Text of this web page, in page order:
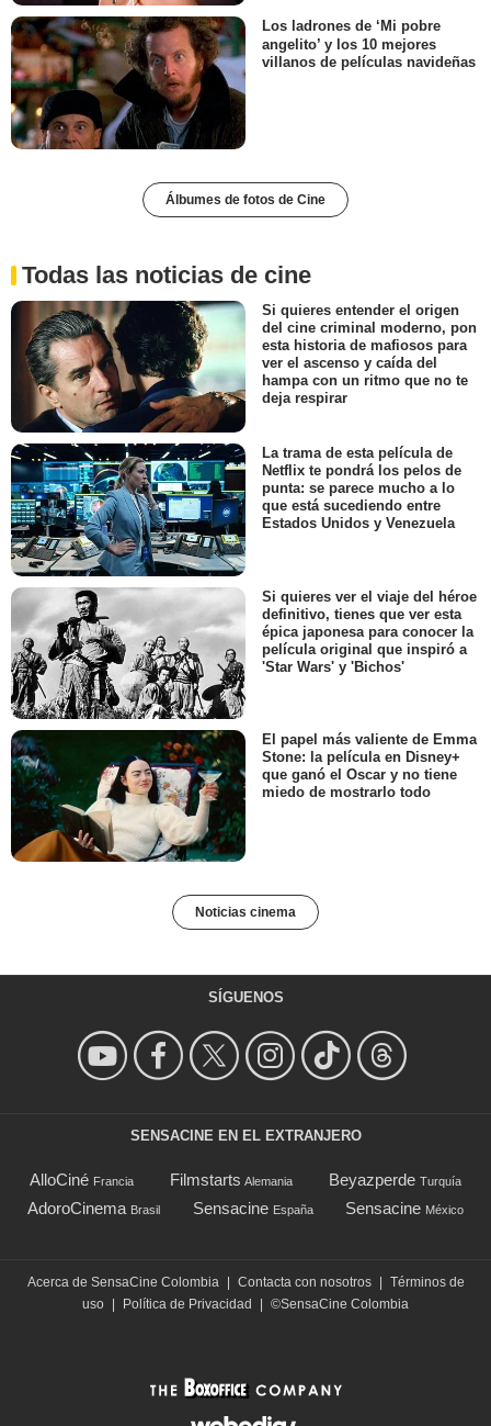
Los ladrones de ‘Mi pobre
angelito’ y los 10 mejores
villanos de películas navideñas
Álbumes de fotos de Cine
Todas las noticias de cine
Si quieres entender el origen
del cine criminal moderno, pon
esta historia de mafiosos para
ver el ascenso y caída del
hampa con un ritmo que no te
deja respirar
La trama de esta película de
Netflix te pondrá los pelos de
punta: se parece mucho a lo
que está sucediendo entre
Estados Unidos y Venezuela
Si quieres ver el viaje del héroe
definitivo, tienes que ver esta
épica japonesa para conocer la
película original que inspiró a
'Star Wars' y 'Bichos'
El papel más valiente de Emma
Stone: la película en Disney+
que ganó el Oscar y no tiene
miedo de mostrarlo todo
Noticias cinema
SÍGUENOS
SENSACINE EN EL EXTRANJERO
AlloCiné Francia Filmstarts Alemania Beyazperde Turquía
AdoroCinema Brasil Sensacine España Sensacine México
Acerca de SensaCine Colombia Contacta con nosotros
Términos de
uso
Política de Privacidad ©SensaCine Colombia